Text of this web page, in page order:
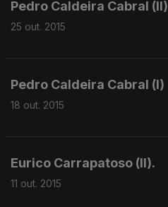
Pedro Caldeira Cabral (II)
25 out. 2015
Pedro Caldeira Cabral (I)
18 out. 2015
Eurico Carrapatoso (II).
11 out. 2015